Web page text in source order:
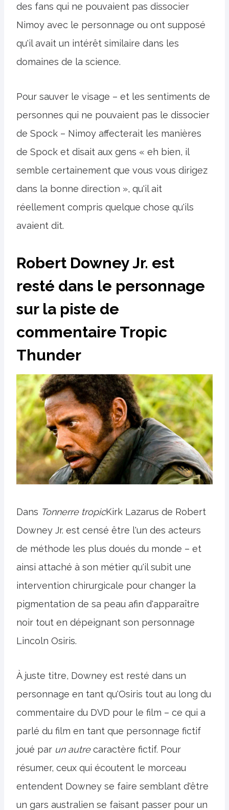
des fans qui ne pouvaient pas dissocier
Nimoy avec le personnage ou ont supposé
qu'il avait un intérêt similaire dans les
domaines de la science.
Pour sauver le visage – et les sentiments de
personnes qui ne pouvaient pas le dissocier
de Spock – Nimoy affecterait les manières
de Spock et disait aux gens « eh bien, il
semble certainement que vous vous dirigez
dans la bonne direction », qu'il ait
réellement compris quelque chose qu'ils
avaient dit.
Robert Downey Jr. est
resté dans le personnage
sur la piste de
commentaire Tropic
Thunder
Dans Tonnerre tropicKirk Lazarus de Robert
Downey Jr. est censé être l'un des acteurs
de méthode les plus doués du monde – et
ainsi attaché à son métier qu'il subit une
intervention chirurgicale pour changer la
pigmentation de sa peau afin d'apparaître
noir tout en dépeignant son personnage
Lincoln Osiris.
À juste titre, Downey est resté dans un
personnage en tant qu'Osiris tout au long du
commentaire du DVD pour le film – ce qui a
parlé du film en tant que personnage fictif
joué par un autrecaractère fictif. Pour
résumer, ceux qui écoutent le morceau
entendent Downey se faire semblant d'être
un gars australien se faisant passer pour un